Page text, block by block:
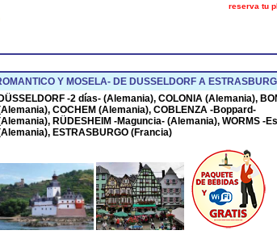
reserva tu
Y MOSELA- DE DUSSELDORF A
DÜSSELDORF -2 días- (Alemania), COLONIA (Alemania),
COCHEM (Alemania), COBLENZA -Boppard-
RÜDESHEIM -Maguncia- (Alemania), WORMS -
ESTRASBURGO (Francia)